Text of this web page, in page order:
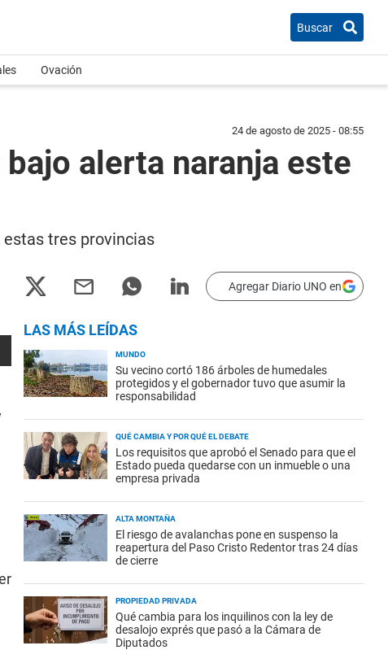
Buscar
Ovación
24 de agosto de 2025 - 08:55
alerta naranja este
tres provincias
Agregar Diario UNO en
LAS MÁS LEÍDAS
MUNDO
Su vecino cortó 186 árboles de humedales
protegidos y el gobernador tuvo que asumir la
responsabilidad
QUÉ CAMBIA Y POR QUÉ EL DEBATE
Los requisitos que aprobó el Senado para que el
Estado pueda quedarse con un inmueble o una
empresa privada
ALTA MONTAÑA
El riesgo de avalanchas pone en suspenso la
reapertura del Paso Cristo Redentor tras 24 días
de cierre
PROPIEDAD PRIVADA
Qué cambia para los inquilinos con la ley de
desalojo exprés que pasó a la Cámara de
Diputados